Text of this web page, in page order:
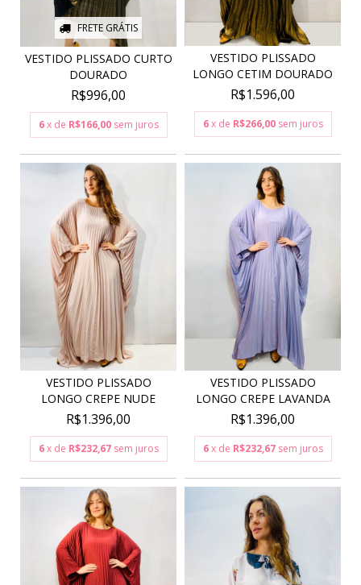
FRETE GRÁTIS
VESTIDO PLISSADO CURTO
DOURADO
R$996,00
6 x de R$166,00 sem juros
VESTIDO PLISSADO
LONGO CETIM DOURADO
R$1.596,00
6 x de R$266,00 sem juros
VESTIDO PLISSADO
LONGO CREPE NUDE
R$1.396,00
6 x de R$232,67 sem juros
VESTIDO PLISSADO
LONGO CREPE LAVANDA
R$1.396,00
6 x de R$232,67 sem juros